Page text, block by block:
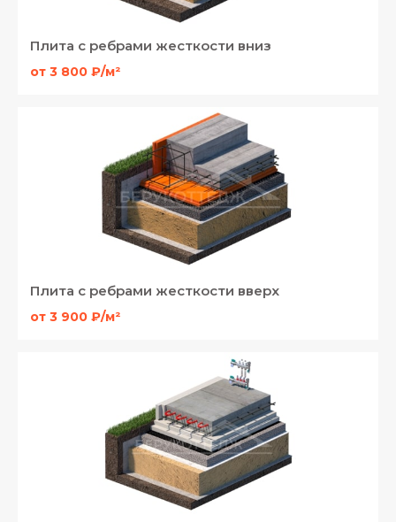
Плита с ребрами жесткости вниз
от 3 800 ₽/м²
Плита с ребрами жесткости вверх
от 3 900 ₽/м²